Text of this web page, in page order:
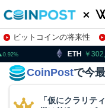
ビットコインの将来性
株特集・関連銘柄
302,051.0 2.18
CoinPostで今
「仮にクラリテ